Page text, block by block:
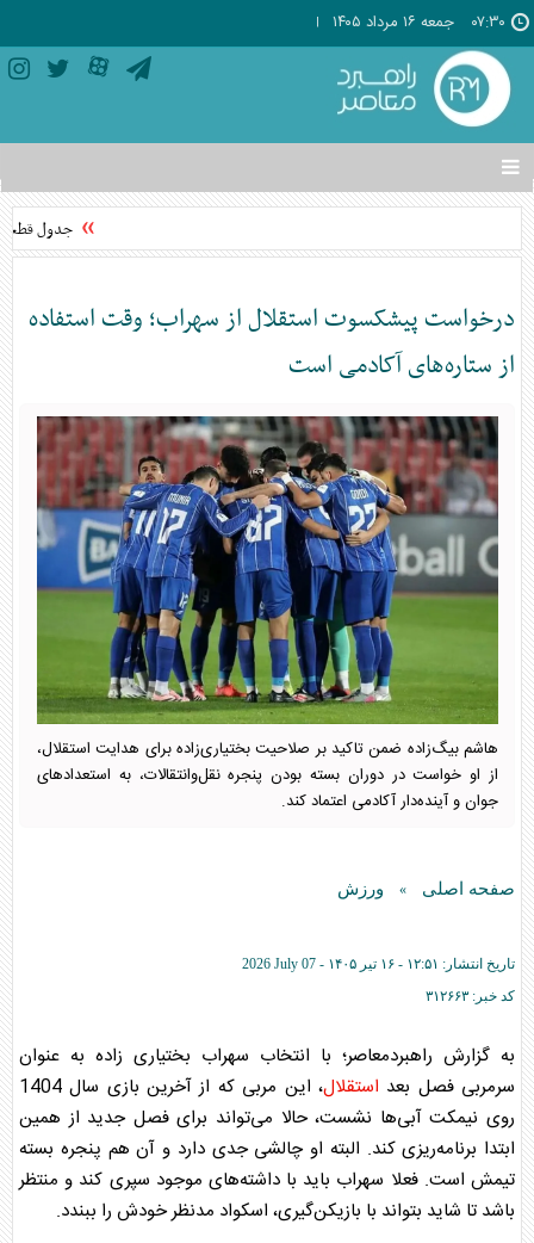
۰۷:۳۰ جمعه ۱۶ مرداد ۱۴۰۵
تغییر
وضعیت
منوی
ها
جدول قطعی برق
درخواست پیشکسوت استقلال از سهراب؛ وقت استفاده
از ستاره‌های آکادمی است
هاشم بیگ‌زاده ضمن تاکید بر صلاحیت بختیاری‌زاده برای هدایت استقلال،
از او خواست در دوران بسته بودن پنجره نقل‌وانتقالات، به استعدادهای
جوان و آینده‌دار آکادمی اعتماد کند.
صفحه اصلی » ورزش
تاریخ انتشار: ۱۲:۵۱ - ۱۶ تير ۱۴۰۵ -
2026 July 07
کد خبر: ۳۱۲۶۶۳
به گزارش راهبردمعاصر؛ با انتخاب سهراب بختیاری زاده به عنوان
سرمربی فصل بعد استقلال
، این مربی که از آخرین بازی سال 1404
روی نیمکت آبی‌ها نشست، حالا می‌تواند برای فصل جدید از همین
ابتدا برنامه‌ریزی کند. البته او چالشی جدی دارد و آن هم پنجره بسته
تیمش است. فعلا سهراب باید با داشته‌های موجود سپری کند و منتظر
باشد تا شاید بتواند با بازیکن‌گیری، اسکواد مدنظر خودش را ببندد.